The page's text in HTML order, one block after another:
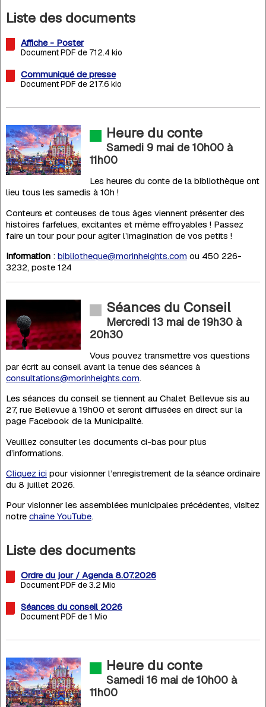
Liste des documents
Affiche - Poster
Document PDF de 712.4 kio
Communiqué de presse
Document PDF de 217.6 kio
Heure du conte
Samedi 9 mai de 10h00à
11h00
Les heures du conte de la bibliothèque ont
lieu tous les samedis à 10h !
Conteurs et conteuses de tous âges viennent présenter des
histoires farfelues, excitantes et même effroyables ! Passez
faire un tour pour pour agiter l’imagination de vos petits !
Information: bibliotheque@morinheights.com ou 450 226-
3232, poste 124
Séances du Conseil
Mercredi 13 mai de 19h30à
20h30
Vous pouvez transmettre vos questions
par écrit au conseil avant la tenue des séances à
consultations@morinheights.com.
Les séances du conseil se tiennent au Chalet Bellevue sis au
27, rue Bellevue à 19h00 et seront diffusées en direct sur la
page Facebook de la Municipalité.
Veuillez consulter les documents ci-bas pour plus
d’informations.
Cliquez ici pour visionner l’enregistrement de la séance ordinaire
du 8 juillet 2026.
Pour visionner les assemblées municipales précédentes, visitez
notre chaîne YouTube.
Liste des documents
Ordre du jour / Agenda 8.07.2026
Document PDF de 3.2 Mio
Séances du conseil 2026
Document PDF de 1 Mio
Heure du conte
Samedi 16 mai de 10h00à
11h00